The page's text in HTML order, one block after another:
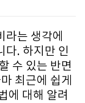
는 생각에
다. 하지만 인
수 있는 반면
최근에 쉽게
에 대해 알려